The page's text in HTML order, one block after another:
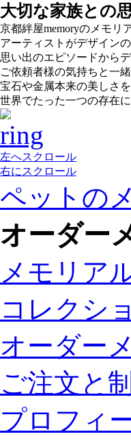
大切な家族との
京都絆屋memoryのメモリ
アーティストがデザイン
思い出のエピソードから
ご依頼者様の気持ちと一
宝石や金属本来の美しさ
世界でたった一つの存在
左へスクロール
右にスクロール
ペットの
オーダー
メモリア
コレクシ
オーダー
ご注文と
プロフィ